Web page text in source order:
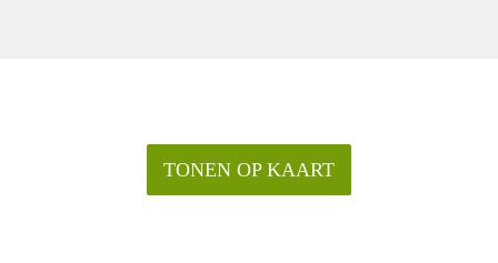
TONEN OP KAART